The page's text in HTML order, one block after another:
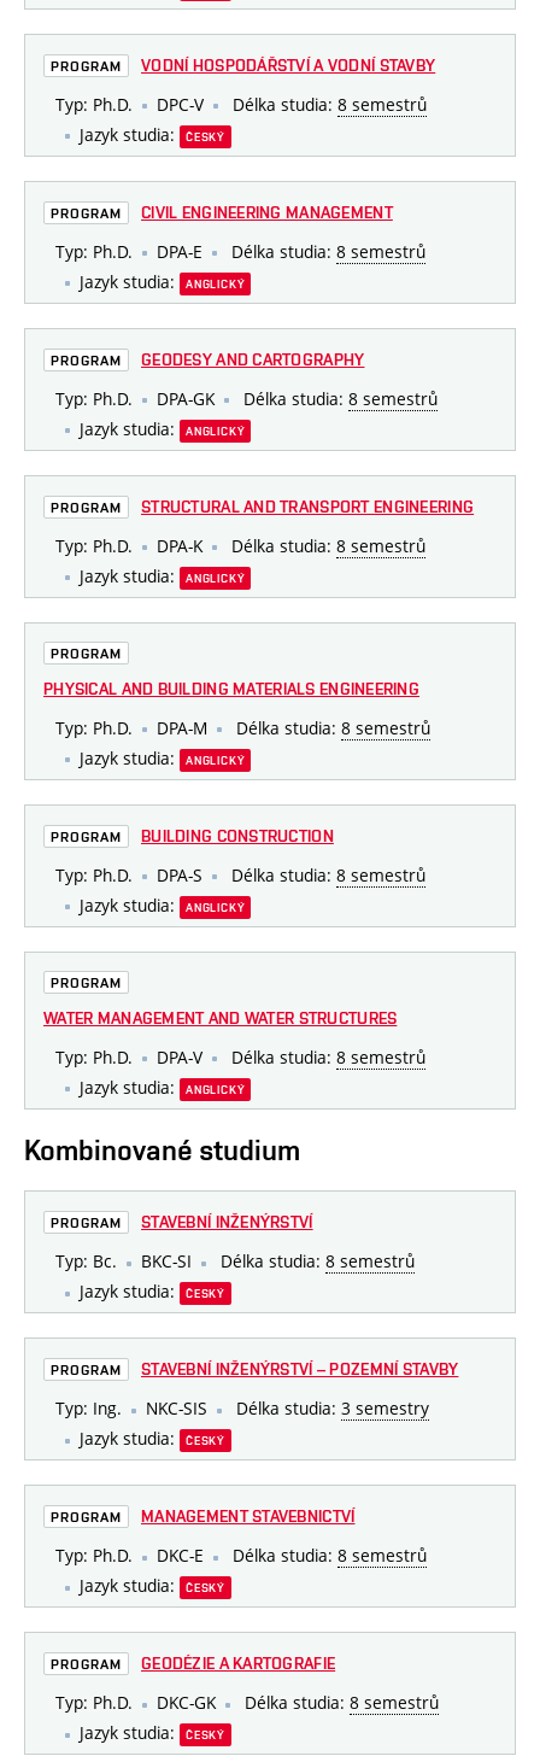
PROGRAM VODNÍ HOSPODÁŘSTVÍ A VODNÍ STAVBY
Typ: Ph.D. DPC-V Délka studia: 8 semestrů
Jazyk studia:
ČESKÝ
PROGRAM CIVIL ENGINEERING MANAGEMENT
Typ: Ph.D. DPA-E Délka studia: 8 semestrů
Jazyk studia:
ANGLICKÝ
PROGRAM GEODESY AND CARTOGRAPHY
Typ: Ph.D. DPA-GK Délka studia: 8 semestrů
Jazyk studia:
ANGLICKÝ
PROGRAM STRUCTURAL AND TRANSPORT ENGINEERING
Typ: Ph.D. DPA-K Délka studia: 8 semestrů
Jazyk studia:
ANGLICKÝ
PROGRAM
PHYSICAL AND BUILDING MATERIALS ENGINEERING
Typ: Ph.D. DPA-M Délka studia: 8 semestrů
Jazyk studia:
ANGLICKÝ
PROGRAM BUILDING CONSTRUCTION
Typ: Ph.D. DPA-S Délka studia: 8 semestrů
Jazyk studia:
ANGLICKÝ
PROGRAM
WATER MANAGEMENT AND WATER STRUCTURES
Typ: Ph.D. DPA-V Délka studia: 8 semestrů
Jazyk studia:
ANGLICKÝ
Kombinované studium
PROGRAM STAVEBNÍ INŽENÝRSTVÍ
Typ: Bc. BKC-SI Délka studia: 8 semestrů
Jazyk studia:
ČESKÝ
PROGRAM STAVEBNÍ INŽENÝRSTVÍ – POZEMNÍ STAVBY
Typ: Ing. NKC-SIS Délka studia: 3 semestry
Jazyk studia:
ČESKÝ
PROGRAM MANAGEMENT STAVEBNICTVÍ
Typ: Ph.D. DKC-E Délka studia: 8 semestrů
Jazyk studia:
ČESKÝ
PROGRAM GEODÉZIE A KARTOGRAFIE
Typ: Ph.D. DKC-GK Délka studia: 8 semestrů
Jazyk studia:
ČESKÝ